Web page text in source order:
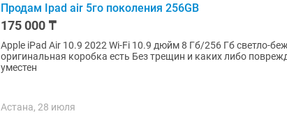
Продам Ipad air 5го поколения 256GB
175 000 ₸
Apple iPad Air 10.9 2022 Wi-Fi 10.9 дюйм 8 Гб/256 Гб светло-бежевый В хорошем
оригинальная коробка есть Без трещин и каких либо
уместен
Астана, 28 июля